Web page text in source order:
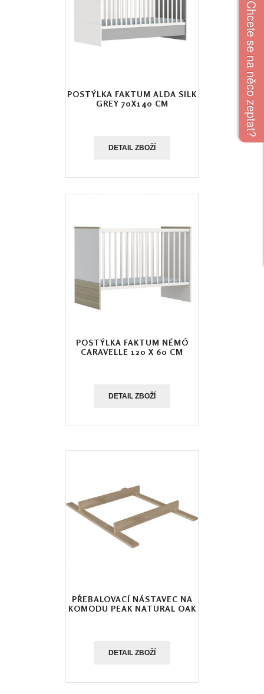
POSTÝLKA FAKTUM ALDA SILK
GREY 70X140 CM
DETAIL ZBOŽÍ
POSTÝLKA FAKTUM NÉMÓ
CARAVELLE 120 X 60 CM
DETAIL ZBOŽÍ
PŘEBALOVACÍ NÁSTAVEC NA
KOMODU PEAK NATURAL OAK
DETAIL ZBOŽÍ
Chcete se na něco zeptat?